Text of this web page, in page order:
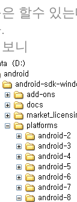
할수 있
니